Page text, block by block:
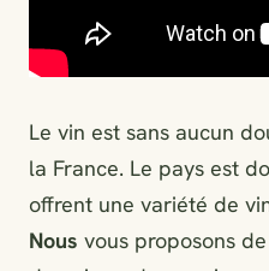
Le vin est sans aucun
la France. Le pays est
offrent une variété de
Nous vous proposons